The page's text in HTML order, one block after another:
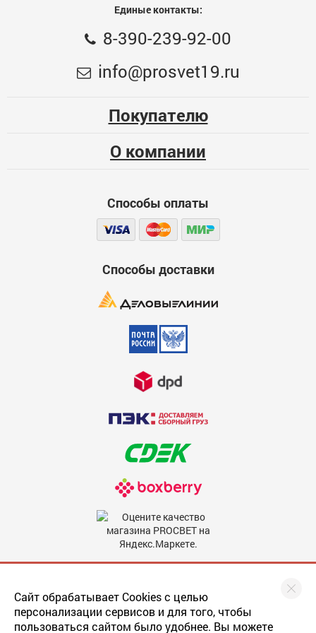
(набор 9 шт) БИБЕР 90503
T10-T50, 9 предметов ЗУБР "Эксперт"
Опыт использования
Функциональность
Сайт обрабатывает Cookies с целью
персонализации сервисов и для того, чтобы
пользоваться сайтом было удобнее. Вы можете
Единые контакты:
8-390-239-92-00
info@prosvet19.ru
Покупателю
О компании
Способы оплаты
Способы доставки